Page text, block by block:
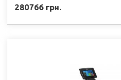
280766 грн.